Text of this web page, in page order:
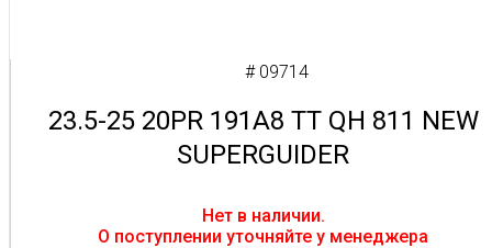
# 09714
23.5-25 20PR 191A8 TT QH 811 NEW
SUPERGUIDER
Нет в наличии.
O поступлении уточняйте у менеджера